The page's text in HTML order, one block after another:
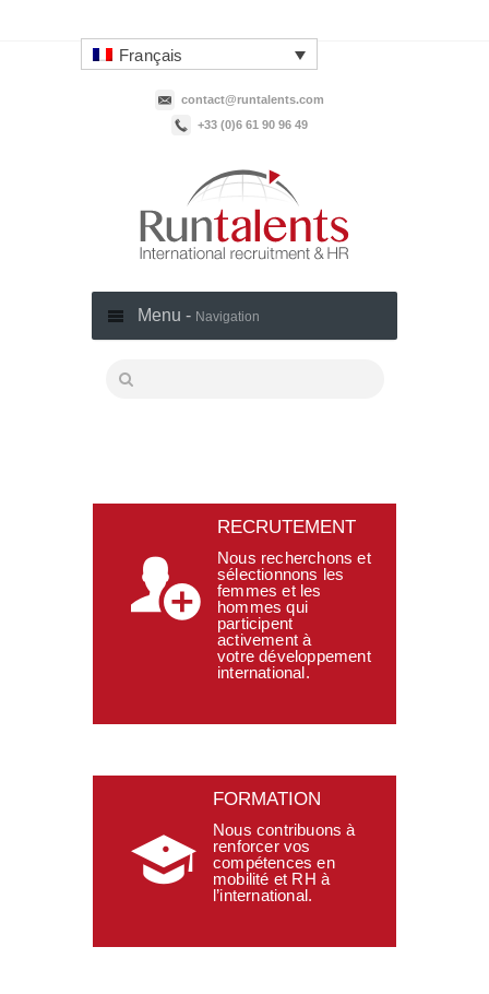
Français
contact@runtalents.com
+33 (0)6 61 90 96 49‬
Menu - Navigation
RECRUTEMENT
Nous recherchons et
sélectionnons les
femmes et les
hommes qui
participent
activement à
votre développement
international.
FORMATION
Nous contribuons à
renforcer vos
compétences en
mobilité et RH à
l’international.